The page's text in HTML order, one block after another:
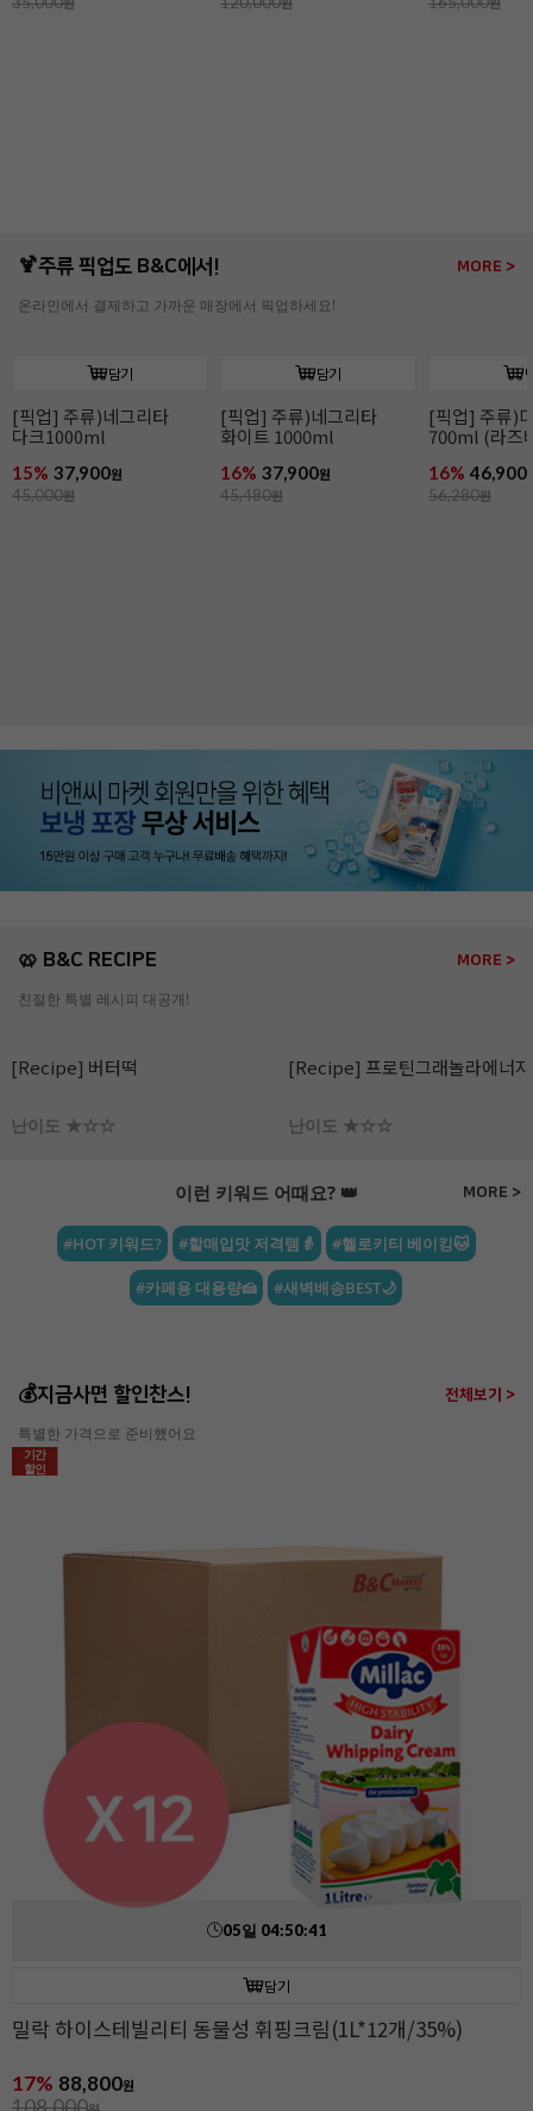
🍹주류 픽업도 B&C에서! MORE >
온라인에서 결제하고 가까운 매장에서 픽업하세요!
담기
[픽업] 주류)디종 산딸기
700ml (라즈베리)
16% 46,900원
56,280원
담기
[픽업] 주류)꼬인트루
(코인트로) 700ml
16% 41,900원
49,900원
[픽업] 주류)
1000ml
16% 86,900
104,280원
🥨 B&C RECIPE MORE >
친절한 특별 레시피 대공개!
[Recipe] 프로틴그래놀라에너지바
난이도 ★☆☆
[Recipe] 파로 플레이크 땅콩 &
난이도 ★☆☆
이런 키워드 어때요? 👑 MORE >
#HOT 키워드? #할매입맛 저격템👵 #헬로키티 베이킹🐱
#카페용 대용량🍰 #새벽배송BEST🌙
💰지금사면 할인찬스! 전체보기 >
특별한 가격으로 준비했어요
기간
할인
05일 04:50:39
담기
밀락 하이스테빌리티 동물성 휘핑크림(1L*12개/35%)
17% 88,800원